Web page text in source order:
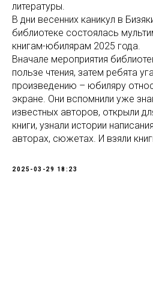
литературы.
В дни весенних каникул в
библиотеке состоялась
книгам-юбилярам 2025 года.
Вначале мероприятия
пользе чтения, затем ребята
произведению – юбиляру
экране. Они вспомнили уже
известных авторов, открыли
книги, узнали истории
авторах, сюжетах. И взяли
2025-03-29 18:23